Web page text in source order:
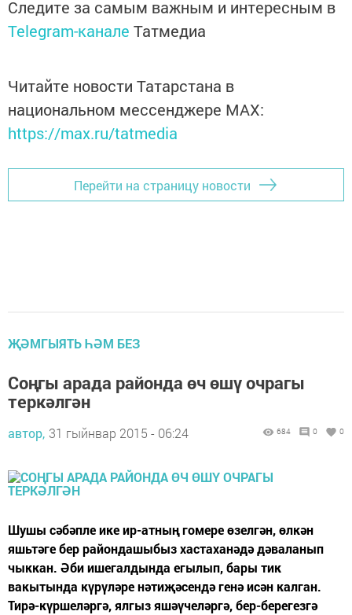
Следите за самым важным и интересным в
Telegram-канале Татмедиа
Читайте новости Татарстана в
национальном мессенджере MАХ:
https://max.ru/tatmedia
Перейти на страницу новости
ҖӘМГЫЯТЬ ҺӘМ БЕЗ
Соңгы арада районда өч өшү очрагы
теркәлгән
автор, 31 гыйнвар 2015 - 06:24 684 0 0
Шушы сәбәпле ике ир-атның гомере өзелгән, өлкән
яшьтәге бер райондашыбыз хастаханәдә дәваланып
чыккан. Әби ишегалдында егылып, бары тик
вакытында күрүләре нәтиҗәсендә генә исән калган.
Тирә-күршеләргә, ялгыз яшәүчеләргә, бер-берегезгә